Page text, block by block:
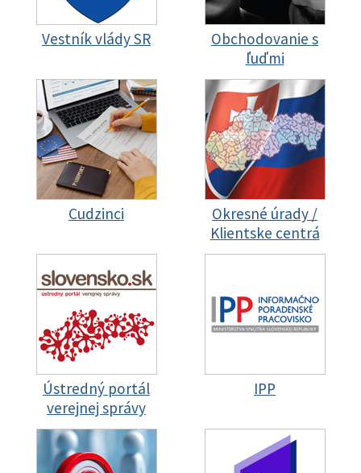
Vestník vlády SR
Obchodovanie s
ľuďmi
Cudzinci
Okresné úrady /
Klientske centrá
Ústredný portál
verejnej správy
IPP